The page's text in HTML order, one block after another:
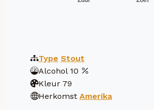
Type Stout
Alcohol 10
Kleur 79
Herkomst Amerika